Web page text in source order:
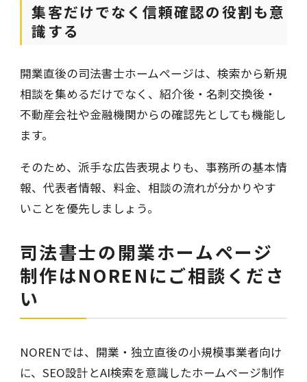
集客だけでなく信頼確認の役割も意
識する
開業直後の司法書士ホームページは、検索から新規
相談を集めるだけでなく、紹介後・名刺交換後・
不動産会社や金融機関からの確認先としても機能し
ます。
そのため、派手な広告表現よりも、事務所の基本情
報、代表者情報、料金、相談の流れが分かりやす
いことを優先しましょう。
司法書士の開業ホームページ
制作はNORENにご相談くださ
い
NORENでは、開業・独立直後の小規模事業者向け
に、SEO設計とAI検索を意識したホームページ制作